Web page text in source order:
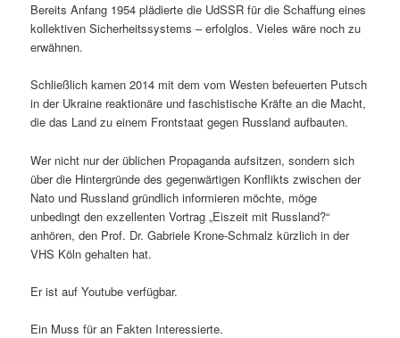
Bereits Anfang 1954 plädierte die UdSSR für die Schaffung eines
kollektiven Sicherheitssystems – erfolglos. Vieles wäre noch zu
erwähnen.
Schließlich kamen 2014 mit dem vom Westen befeuerten Putsch
in der Ukraine reaktionäre und faschistische Kräfte an die Macht,
die das Land zu einem Frontstaat gegen Russland aufbauten.
Wer nicht nur der üblichen Propaganda aufsitzen, sondern sich
über die Hintergründe des gegenwärtigen Konflikts zwischen der
Nato und Russland gründlich informieren möchte, möge
unbedingt den exzellenten Vortrag „Eiszeit mit Russland?“
anhören, den Prof. Dr. Gabriele Krone-Schmalz kürzlich in der
VHS Köln gehalten hat.
Er ist auf Youtube verfügbar.
Ein Muss für an Fakten Interessierte.